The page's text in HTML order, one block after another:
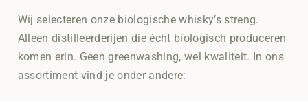
Wij selecteren onze biologische whisky’s streng.
Alleen distilleerderijen die écht biologisch produceren
komen erin. Geen greenwashing, wel kwaliteit. In ons
assortiment vind je onder andere: